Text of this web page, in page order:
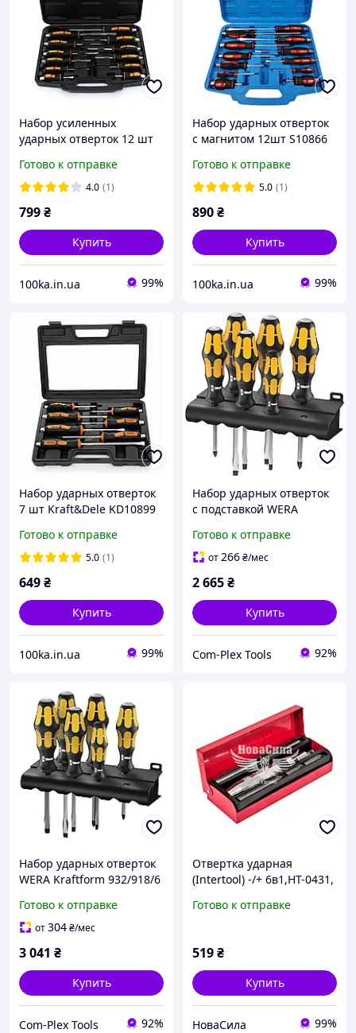
Набор усиленных
ударных отверток 12 шт
отверток ударных
Польша
Готово к отправке
4.0 (1)
799₴
Купить
100ka.in.ua 99%
Набор ударных отверток
с магнитом 12шт S10866
Готово к отправке
5.0 (1)
890₴
Купить
100ka.in.ua 99%
Набор ударных отверток
7 шт Kraft&Dele KD10899
Готово к отправке
5.0 (1)
649₴
Купить
100ka.in.ua 99%
Набор ударных отверток
с подставкой WERA
(05018282001)
Готово к отправке
от266₴/мес
2 665₴
Купить
Com-Plex Tools 92%
Набор ударных отверток
WERA Kraftform 932/918/6
Готово к отправке
от304₴/мес
3 041 ₴
Купить
Com-Plex Tools 92%
Отвертка ударная
(Intertool) -/+ 6в1,HT-0431,
Готово к отправке
519₴
Купить
НоваСила 99%